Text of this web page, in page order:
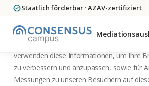
Cookies werden verwendet, um
sammeln, wie Sie mit unserer Website
verwenden diese Informationen, um Ihre
zu verbessern und anzupassen, sowie für
Messungen zu unseren Besuchern auf
verifiedStaatlich förderbar · AZAV-zertifiziert